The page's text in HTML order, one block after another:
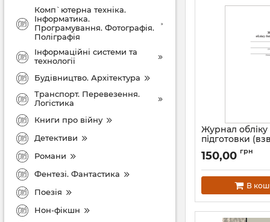
Комп`ютерна техніка.
Інформатика.
Програмування. Фотографія.
Поліграфія
Інформаційні системи та
технології
Будівництво. Архітектура
Транспорт. Перевезення.
Логістика
Книги про війну
Детективи
Романи
Фентезі. Фантастика
Поезія
Нон-фікшн
Журнал обліку
підготовки
батарея,
дивізіон), 6
Артикул: В00А5Ж6
150,00 грн
В